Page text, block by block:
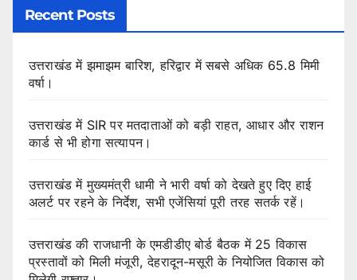
Recent Posts
उत्तराखंड में झमाझम बारिश, हरिद्वार में सबसे अधिक 65.8 मिमी
वर्षा।
उत्तराखंड में SIR पर मतदाताओं को बड़ी राहत, आधार और राशन
कार्ड से भी होगा सत्यापन।
उत्तराखंड में मुख्यमंत्री धामी ने भारी वर्षा को देखते हुए दिए हाई
अलर्ट पर रहने के निर्देश, सभी एजेंसियां पूरी तरह सतर्क रहें।
उत्तराखंड की राजधानी के एमडीडीए बोर्ड बैठक में 25 विकास
प्रस्तावों को मिली मंजूरी, देहरादून-मसूरी के नियोजित विकास को